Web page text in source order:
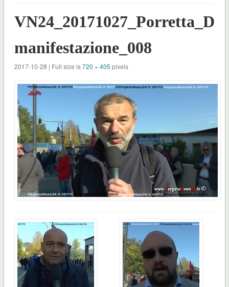
manifestazione_008
2017-10-28 | Full size is720 × 405 pixels